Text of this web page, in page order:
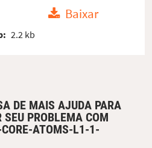
Baixar
2.2 kb
DE MAIS AJUDA PARA
SEU PROBLEMA COM
ATOMS-L1-1-